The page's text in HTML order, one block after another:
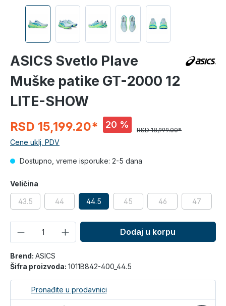
ASICS Svetlo Plave
Muške patike GT-2000 12
LITE-SHOW
RSD 15,199.20* 20 %
RSD 18,999.00*
Cene uklj. PDV
Dostupno, vreme isporuke: 2-5 dana
Veličina
43.5 44 44.5 45 46 47
Dodaj u korpu
Brend: ASICS
Šifra proizvoda: 1011B842-400_44.5
Pronađite u prodavnici